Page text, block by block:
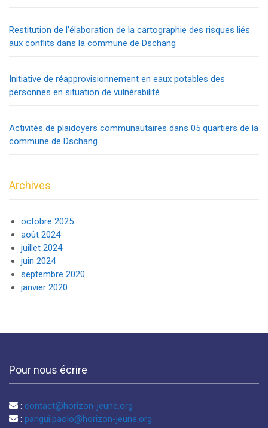
Restitution de l’élaboration de la cartographie des risques liés
aux conflits dans la commune de Dschang
Initiative de réapprovisionnement en eaux potables des
personnes en situation de vulnérabilité
Activités de plaidoyers communautaires dans 05 quartiers de la
commune de Dschang
Archives
octobre 2025
août 2024
juillet 2024
juin 2024
septembre 2020
janvier 2020
Pour nous écrire
: contact@horizon-jeune.org
: pangui.paolo@horizon-jeune.org